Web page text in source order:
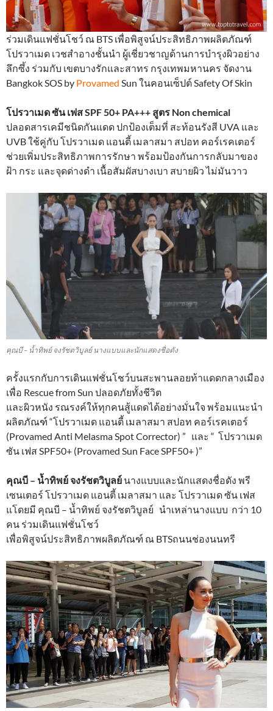
ร่วมเดินแฟชั่นโชว์ ณ BTS เพื่อพิสูจน์ประสิทธิภาพผลิตภัณฑ์
โปรวาเมด เวชสำอางชั้นนำ ผู้เชี่ยวชาญด้านการบำรุงผิวอย่าง
ลึกซึ้ง ร่วมกับ เขตบางรักและสาทร กรุงเทพมหานคร จัดงาน
Bangkok SOS by Provamed Sun ในคอนเซ็ปต์ Safety Of Skin
โปรวาเมด ซัน เฟส SPF 50+ PA+++ สูตร Non chemical
ปลอดสารเคมีชนิดกันแดด ปกป้องเต็มที่ สะท้อนรังสี UVA และ
UVB ใช้คู่กับ โปรวาเมด แอนตี้ เมลาสมา สปอท คอร์เรคเตอร์
ช่วยเพิ่มประสิทธิภาพการรักษา พร้อมป้องกันการกลับมาของ
ฝ้า กระ และจุดด่างดำ เนื้อสัมผัสบางเบา สบายผิว ไม่มันวาว
คุณบี – น้ำทิพย์ จงรัชตวิบูลย์ นางแบบและนักแสดงชื่อดัง
ครั้งแรกกับการเดินแฟชั่นโชว์บนสะพานลอยท้าแดดกลางเมือง
เพื่อ Rescue from Sun ปลอดภัยทั้งชีวิต
และผิวหนัง รณรงค์ให้ทุกคนสู้แดดได้อย่างมั่นใจ พร้อมแนะนำ
ผลิตภัณฑ์ “โปรวาเมด แอนตี้ เมลาสมา สปอท คอร์เรคเตอร์
(Provamed Anti Melasma Spot Corrector) ” และ “ โปรวาเมด
ซัน เฟส SPF50+ (Provamed Sun Face SPF50+ )”
คุณบี – น้ำทิพย์ จงรัชตวิบูลย์ นางแบบและนักแสดงชื่อดัง พรี
เซนเตอร์ โปรวาเมด แอนตี้ เมลาสมา และ โปรวาเมด ซัน เฟส
แโดยมี คุณบี – น้ำทิพย์ จงรัชตวิบูลย์ นำเหล่านางแบบ กว่า 10
คน ร่วมเดินแฟชั่นโชว์
เพื่อพิสูจน์ประสิทธิภาพผลิตภัณฑ์ ณ BTSถนนช่องนนทรี